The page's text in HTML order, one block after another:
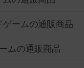
ームの通販商品
ムの通販商品